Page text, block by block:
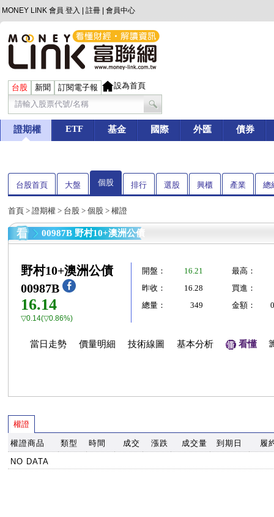
MONEY LINK 會員 登入 註冊 會員中心
台股 新聞 訂閱電子報 設為首頁
證期權 ETF 基金 國際 外匯 債券
台股首頁 大盤 個股 排行 選股 興櫃 產業 總
首頁 > 證期權 > 台股 > 個股 > 權證
00987B 野村10+澳洲公債
野村10+澳洲公債
00987B
16.14
▽0.14(▽0.86%)
開盤： 16.21
最高：
昨收：
16.28
買進：
總量：
349 金額：
當日走勢 價量明細 技術線圖 基本分析 看懂
權證
權證商品 類型 時間 成交 漲跌 成交量 到期日
履
NO DATA